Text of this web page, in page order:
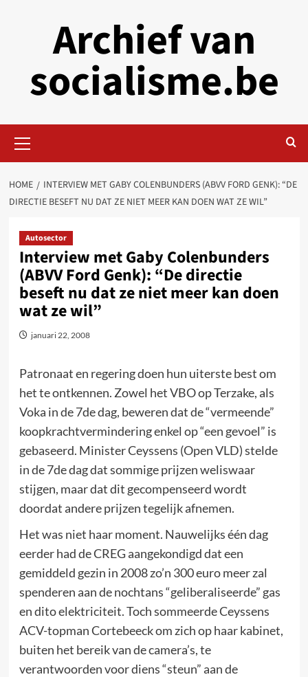
Archief van
socialisme.be
Menu
HOME
INTERVIEW MET GABY COLENBUNDERS (ABVV FORD GENK): “DE
DIRECTIE BESEFT NU DAT ZE NIET MEER KAN DOEN WAT ZE WIL”
Autosector
Interview met Gaby Colenbunders
(ABVV Ford Genk): “De directie
beseft nu dat ze niet meer kan doen
wat ze wil”
januari 22, 2008
Patronaat en regering doen hun uiterste best om
het te ontkennen. Zowel het VBO op Terzake, als
Voka in de 7de dag, beweren dat de “vermeende”
koopkrachtvermindering enkel op “een gevoel” is
gebaseerd. Minister Ceyssens (Open VLD) stelde
in de 7de dag dat sommige prijzen weliswaar
stijgen, maar dat dit gecompenseerd wordt
doordat andere prijzen tegelijk afnemen.
Het was niet haar moment. Nauwelijks één dag
eerder had de CREG aangekondigd dat een
gemiddeld gezin in 2008 zo’n 300 euro meer zal
spenderen aan de nochtans “geliberaliseerde” gas
en dito elektriciteit. Toch sommeerde Ceyssens
ACV-topman Cortebeeck om zich op haar kabinet,
buiten het bereik van de camera’s, te
verantwoorden voor diens “steun” aan de